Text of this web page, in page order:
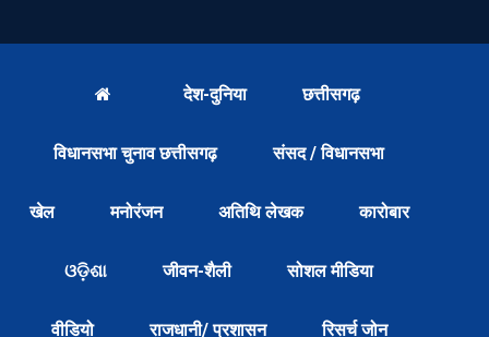
देश-दुनिया छत्तीसगढ़
विधानसभा चुनाव छत्तीसगढ़ संसद / विधानसभा
खेल मनोरंजन अतिथि लेखक कारोबार
ଓଡ଼ିଶା जीवन-शैली सोशल मीडिया
वीडियो राजधानी/ प्रशासन रिसर्च जोन